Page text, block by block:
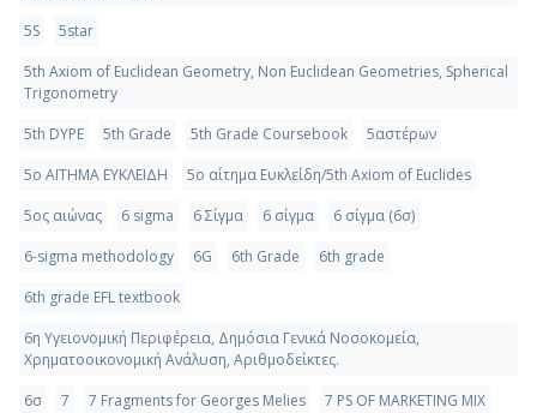
5S
5star
5th Axiom of Euclidean Geometry, Non Euclidean Geometries, Spherical
Trigonometry
5th DYPE
5th Grade 5th Grade Coursebook
5αστέρων
5ο ΑΙΤΗΜΑ ΕΥΚΛΕΙΔΗ
5ο αίτημα Ευκλείδη/5th Axiom of Euclides
5ος αιώνας
6 sigma 6 Σίγμα 6 σίγμα
6 σίγμα (6σ)
6-sigma methodology
6G 6th Grade
6th grade
6th grade EFL textbook
6η Υγειονομική Περιφέρεια, Δημόσια Γενικά Νοσοκομεία,
Χρηματοοικονομική Ανάλυση, Αριθμοδείκτες.
6σ
7 7 Fragments for Georges Melies
7 PS OF MARKETING MIX